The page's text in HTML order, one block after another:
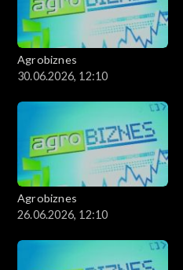
Agrobiznes
30.06.2026, 12:10
Agrobiznes
26.06.2026, 12:10